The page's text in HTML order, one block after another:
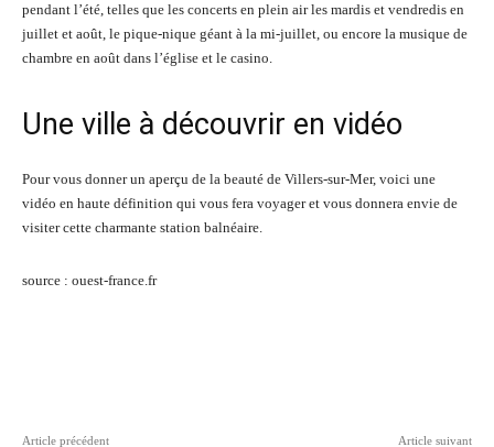
pendant l’été, telles que les concerts en plein air les mardis et vendredis en
juillet et août, le pique-nique géant à la mi-juillet, ou encore la musique de
chambre en août dans l’église et le casino.
Une ville à découvrir en vidéo
Pour vous donner un aperçu de la beauté de Villers-sur-Mer, voici une
vidéo en haute définition qui vous fera voyager et vous donnera envie de
visiter cette charmante station balnéaire.
source : ouest-france.fr
Article précédent Article suivant